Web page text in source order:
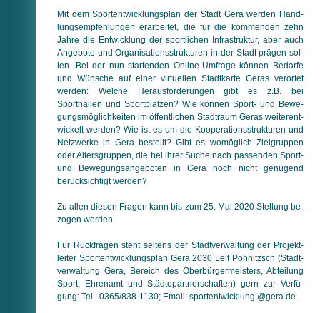
Mit dem Sportentwicklungsplan der Stadt Gera werden Hand­
lungs­emp­feh­lun­gen erarbeitet, die für die kommenden zehn
Jahre die Entwicklung der sportlichen Infrastruktur, aber auch
An­ge­bote und Organisationsstrukturen in der Stadt prägen sol­
len. Bei der nun startenden Online-Umfrage können Be­dar­fe
und Wünsche auf einer virtuellen Stadtkarte Geras verortet
werden: Welche Herausforderungen gibt es z.B. bei
Sporthallen und Sportplätzen? Wie können Sport- und Be­we­
gungs­mög­lich­kei­ten im öffentlichen Stadtraum Geras wei­ter­ent­
wickelt werden? Wie ist es um die Ko­o­pe­ra­tions­struk­tu­ren und
Netzwerke in Gera bestellt? Gibt es womöglich Zielgruppen
oder Altersgruppen, die bei ihrer Suche nach passenden Sport-
und Be­we­gungs­an­ge­bo­ten in Gera noch nicht genügend
berücksichtigt werden?
Zu allen diesen Fragen kann bis zum 25. Mai 2020 Stellung be­
zo­gen werden.
Für Rückfragen steht seitens der Stadt­verwaltung der Pro­jekt­
leiter Sportentwicklungsplan Gera 2030 Leif Pöhnitzsch (Stadt­
verwaltung Gera, Bereich des Oberbürgermeisters, Ab­tei­lung
Sport, Ehrenamt und Städtepartnerschaften) gern zur Ver­fü­
gung: Tel.: 0365/838-1130; Email: sportentwicklung @gera.de.